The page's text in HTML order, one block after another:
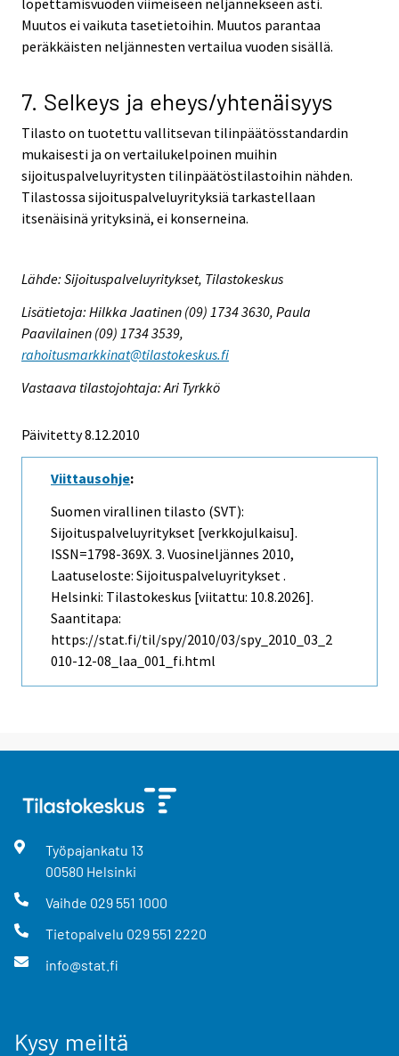
lopettamisvuoden viimeiseen neljännekseen asti.
Muutos ei vaikuta tasetietoihin. Muutos parantaa
peräkkäisten neljännesten vertailua vuoden sisällä.
7. Selkeys ja eheys/yhtenäisyys
Tilasto on tuotettu vallitsevan tilinpäätösstandardin
mukaisesti ja on vertailukelpoinen muihin
sijoituspalveluyritysten tilinpäätöstilastoihin nähden.
Tilastossa sijoituspalveluyrityksiä tarkastellaan
itsenäisinä yrityksinä, ei konserneina.
Lähde: Sijoituspalveluyritykset, Tilastokeskus
Lisätietoja: Hilkka Jaatinen (09) 1734 3630, Paula
Paavilainen (09) 1734 3539,
rahoitusmarkkinat@tilastokeskus.fi
Vastaava tilastojohtaja: Ari Tyrkkö
Päivitetty 8.12.2010
Viittausohje:
Suomen virallinen tilasto (SVT):
Sijoituspalveluyritykset [verkkojulkaisu].
ISSN=1798-369X. 3. Vuosineljännes 2010,
Laatuseloste: Sijoituspalveluyritykset .
Helsinki: Tilastokeskus [viitattu: 10.8.2026].
Saantitapa:
https://stat.fi/til/spy/2010/03/spy_2010_03_2
010-12-08_laa_001_fi.html
Työpajankatu 13
00580 Helsinki
Vaihde 029 551 1000
Tietopalvelu 029 551 2220
info@stat.fi
Kysy meiltä